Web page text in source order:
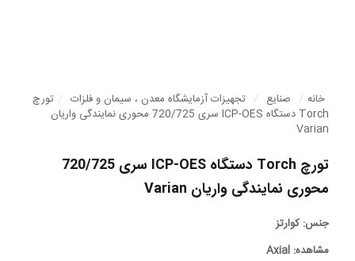
خانه / صنایع / تجهیزات آزمایشگاه معدن ، سیمان و فلزات / تورچ
Torch دستگاه ICP-OES سری 720/725 محوری نمایندگی واریان
Varian
تورچ Torch دستگاه ICP-OES سری 720/725
محوری نمایندگی واریان Varian
جنس: کوارتز
مشاهده: Axial